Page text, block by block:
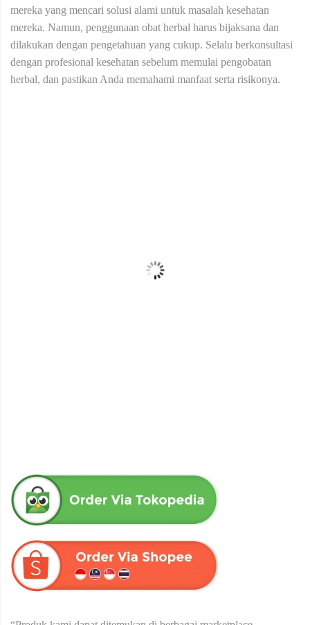
mereka yang mencari solusi alami untuk masalah kesehatan
mereka. Namun, penggunaan obat herbal harus bijaksana dan
dilakukan dengan pengetahuan yang cukup. Selalu berkonsultasi
dengan profesional kesehatan sebelum memulai pengobatan
herbal, dan pastikan Anda memahami manfaat serta risikonya.